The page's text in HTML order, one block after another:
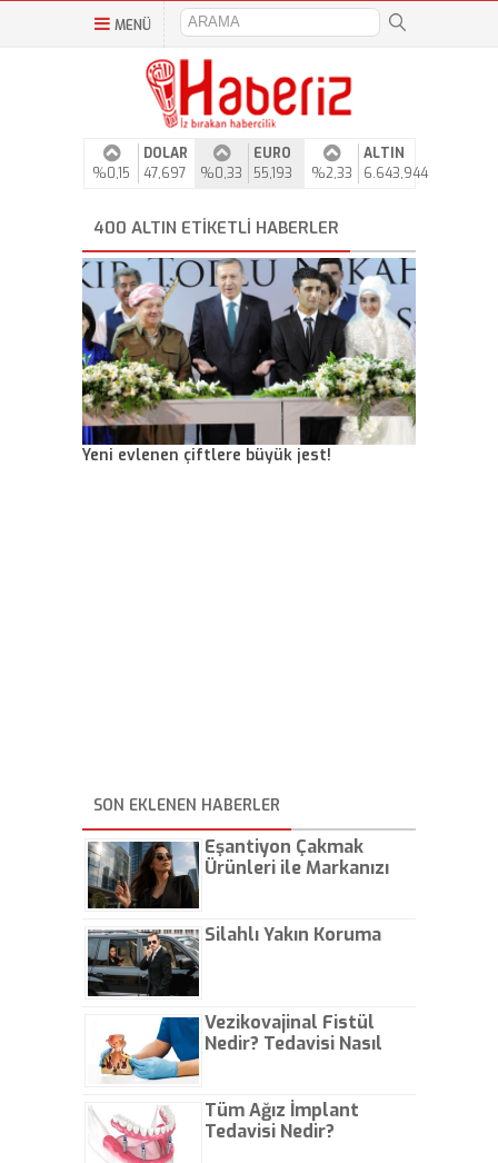
MENÜ
%0,15
DOLAR
47,697
%0,33
EURO
55,193
%2,33
ALTIN
6.643,944
400 ALTIN ETIKETLI HABERLER
Yeni evlenen çiftlere büyük jest!
SON EKLENEN HABERLER
Eşantiyon Çakmak
Ürünleri ile Markanızı
Silahlı Yakın Koruma
Vezikovajinal Fistül
Nedir? Tedavisi Nasıl
Tüm Ağız İmplant
Tedavisi Nedir?